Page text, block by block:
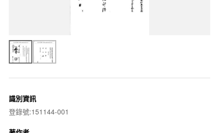
識別資訊
登錄號:151144-001